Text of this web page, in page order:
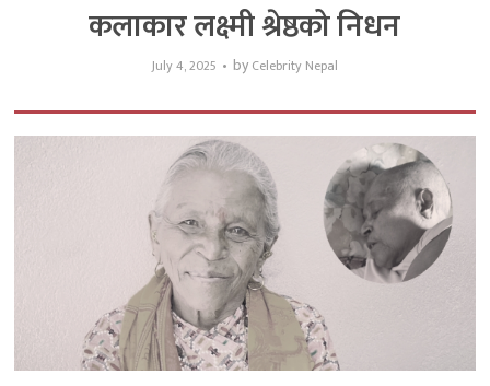
कलाकार लक्ष्मी श्रेष्ठको निधन
July 4, 2025 by Celebrity Nepal